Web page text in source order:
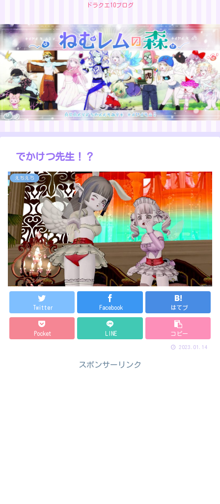
ドラクエ10ブログ
でかけつ先生！？
えちえち
Twitter Facebook はてブ
Pocket LINE コピー
2023.01.14
スポンサーリンク